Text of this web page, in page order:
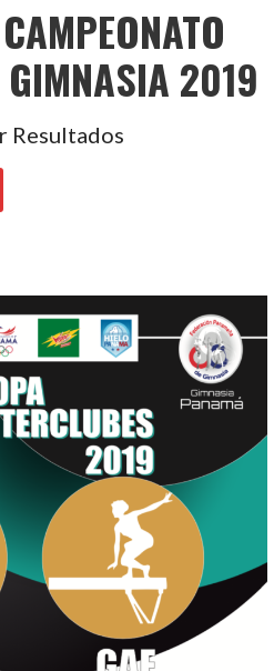
2019
Resultados